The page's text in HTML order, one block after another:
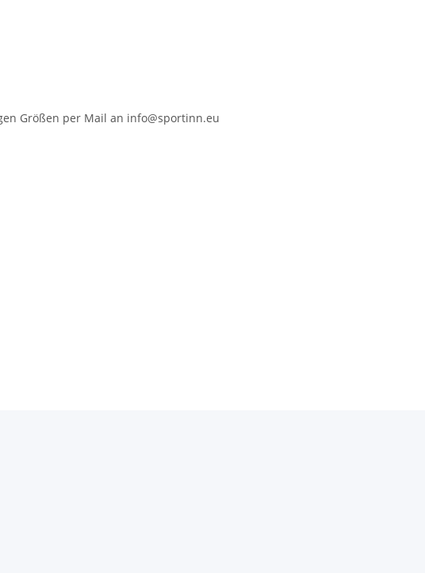
Größen per Mail an info@sportinn.eu